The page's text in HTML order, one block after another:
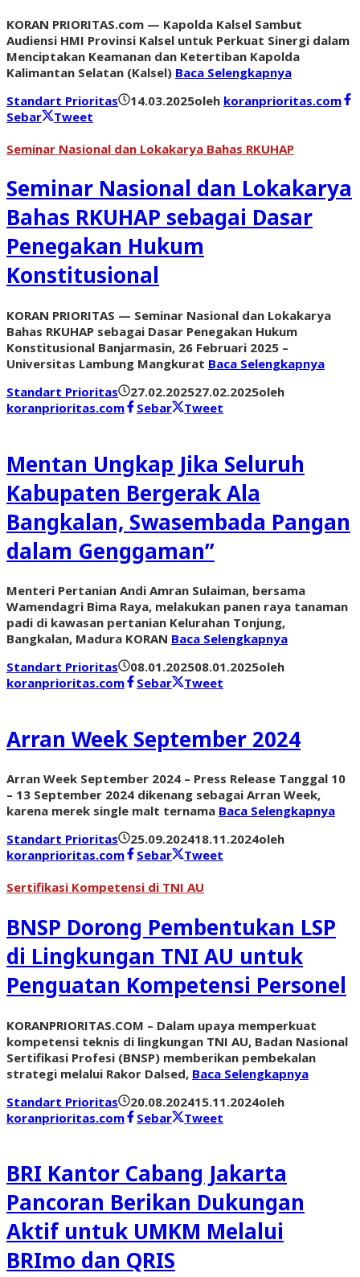
KORAN PRIORITAS.com — Kapolda Kalsel Sambut
Audiensi HMI Provinsi Kalsel untuk Perkuat Sinergi dalam
Menciptakan Keamanan dan Ketertiban Kapolda
Kalimantan Selatan (Kalsel) Baca Selengkapnya
Standart Prioritas
14.03.2025oleh koranprioritas.com
Sebar
Tweet
Seminar Nasional dan Lokakarya Bahas RKUHAP
Seminar Nasional dan Lokakarya
Bahas RKUHAP sebagai Dasar
Penegakan Hukum
Konstitusional
KORAN PRIORITAS — Seminar Nasional dan Lokakarya
Bahas RKUHAP sebagai Dasar Penegakan Hukum
Konstitusional Banjarmasin, 26 Februari 2025 –
Universitas Lambung Mangkurat Baca Selengkapnya
Standart Prioritas
27.02.202527.02.2025oleh
koranprioritas.com
Sebar Tweet
Mentan Ungkap Jika Seluruh
Kabupaten Bergerak Ala
Bangkalan, Swasembada Pangan
dalam Genggaman”
Menteri Pertanian Andi Amran Sulaiman, bersama
Wamendagri Bima Raya, melakukan panen raya tanaman
padi di kawasan pertanian Kelurahan Tonjung,
Bangkalan, Madura KORAN Baca Selengkapnya
Standart Prioritas
08.01.202508.01.2025oleh
koranprioritas.com
Sebar Tweet
Arran Week September 2024
Arran Week September 2024 – Press Release Tanggal 10
– 13 September 2024 dikenang sebagai Arran Week,
karena merek single malt ternama Baca Selengkapnya
Standart Prioritas
25.09.202418.11.2024oleh
koranprioritas.com
Sebar
Tweet
Sertifikasi Kompetensi di TNI AU
BNSP Dorong Pembentukan LSP
di Lingkungan TNI AU untuk
Penguatan Kompetensi Personel
KORANPRIORITAS.COM – Dalam upaya memperkuat
kompetensi teknis di lingkungan TNI AU, Badan Nasional
Sertifikasi Profesi (BNSP) memberikan pembekalan
strategi melalui Rakor Dalsed, Baca Selengkapnya
Standart Prioritas
20.08.202415.11.2024oleh
koranprioritas.com
Sebar Tweet
BRI Kantor Cabang Jakarta
Pancoran Berikan Dukungan
Aktif untuk UMKM Melalui
BRImo dan QRIS